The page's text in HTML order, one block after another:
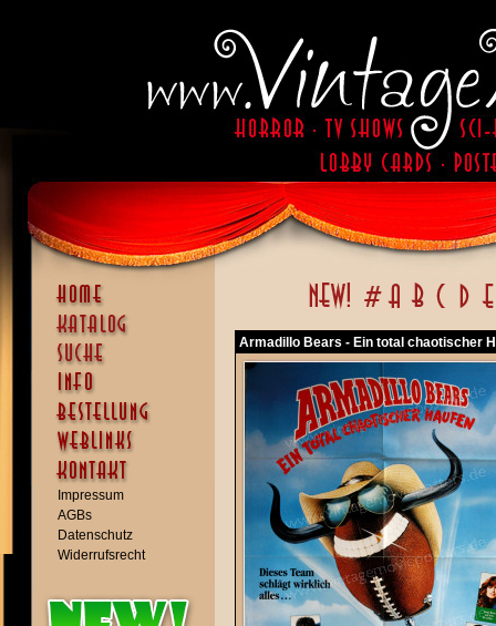
Impressum
AGBs
Datenschutz
Widerrufsrecht
Armadillo Bears - Ein total chaotischer